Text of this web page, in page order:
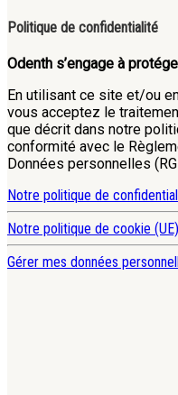
Politique de confidentialité
Odenth s’engage à
En utilisant ce site et/ou
vous acceptez le
que décrit dans notre
conformité avec le
Données personnelles
Notre politique de
Notre politique de cookie (UE)
Gérer mes données